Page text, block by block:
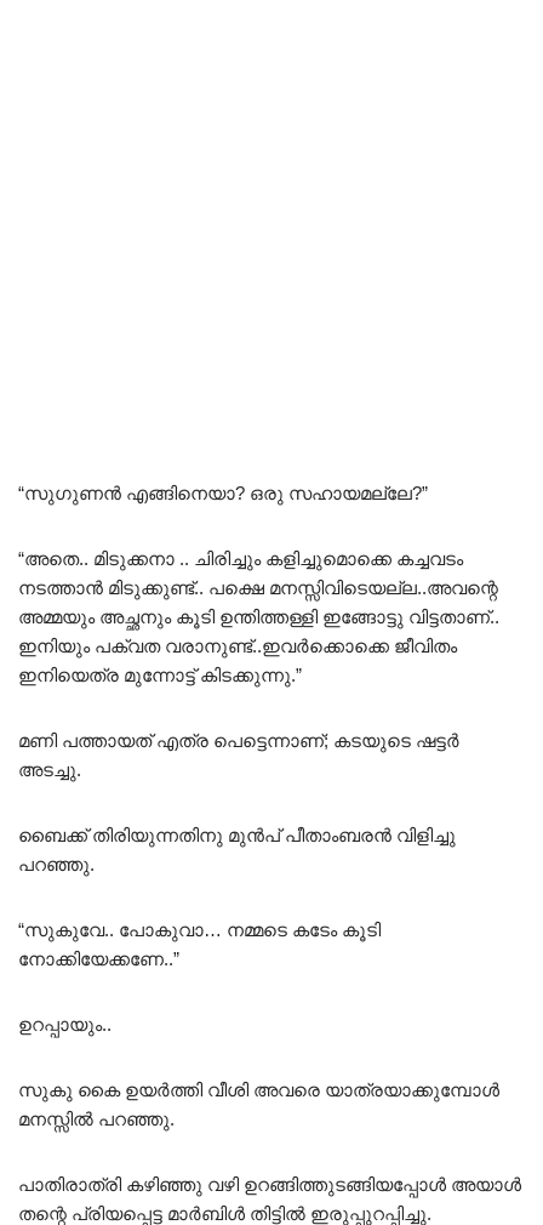
“സുഗുണൻ എങ്ങിനെയാ? ഒരു സഹായമല്ലേ?”
“അതെ.. മിടുക്കനാ .. ചിരിച്ചും കളിച്ചുമൊക്കെ കച്ചവടം
നടത്താൻ മിടുക്കുണ്ട്.. പക്ഷെ മനസ്സിവിടെയല്ല..അവന്റെ
അമ്മയും അച്ഛനും കൂടി ഉന്തിത്തള്ളി ഇങ്ങോട്ടു വിട്ടതാണ്..
ഇനിയും പക്വത വരാനുണ്ട്..ഇവർക്കൊക്കെ ജീവിതം
ഇനിയെത്ര മുന്നോട്ട് കിടക്കുന്നു.”
മണി പത്തായത് എത്ര പെട്ടെന്നാണ്; കടയുടെ ഷട്ടർ
അടച്ചു.
ബൈക്ക് തിരിയുന്നതിനു മുൻപ് പീതാംബരൻ വിളിച്ചു
പറഞ്ഞു.
“സുകുവേ.. പോകുവാ… നമ്മടെ കടേം കൂടി
നോക്കിയേക്കണേ..”
ഉറപ്പായും..
സുകു കൈ ഉയർത്തി വീശി അവരെ യാത്രയാക്കുമ്പോൾ
മനസ്സിൽ പറഞ്ഞു.
പാതിരാത്രി കഴിഞ്ഞു വഴി ഉറങ്ങിത്തുടങ്ങിയപ്പോൾ അയാൾ
തന്റെ പ്രിയപ്പെട്ട മാർബിൾ തിട്ടിൽ ഇരുപ്പുറപ്പിച്ചു.